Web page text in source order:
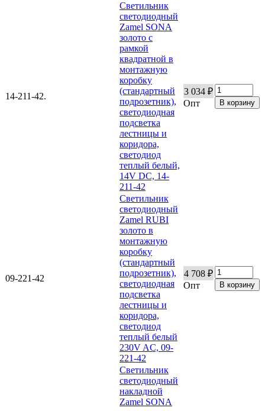
14-211-42.
Светильник
светодиодный
Zamel SONA
золото с
рамкой
квадратной в
монтажную
коробку
(стандартный
подрозетник),
светодиодная
подсветка
лестницы и
коридора,
светодиод
теплый белый,
14V DC, 14-
211-42
3 034 ₽
Опт
09-221-42
Светильник
светодиодный
Zamel RUBI
золото в
монтажную
коробку
(стандартный
подрозетник),
светодиодная
подсветка
лестницы и
коридора,
светодиод
теплый белый
230V AC, 09-
221-42
4 708 ₽
Опт
Светильник
светодиодный
накладной
Zamel SONA